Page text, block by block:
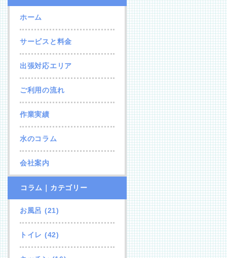
ホーム
サービスと料金
出張対応エリア
ご利用の流れ
作業実績
水のコラム
会社案内
コラム｜カテゴリー
お風呂 (21)
トイレ (42)